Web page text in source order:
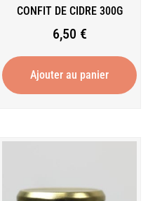
CONFIT DE CIDRE 300G
6,50 €
Ajouter au panier